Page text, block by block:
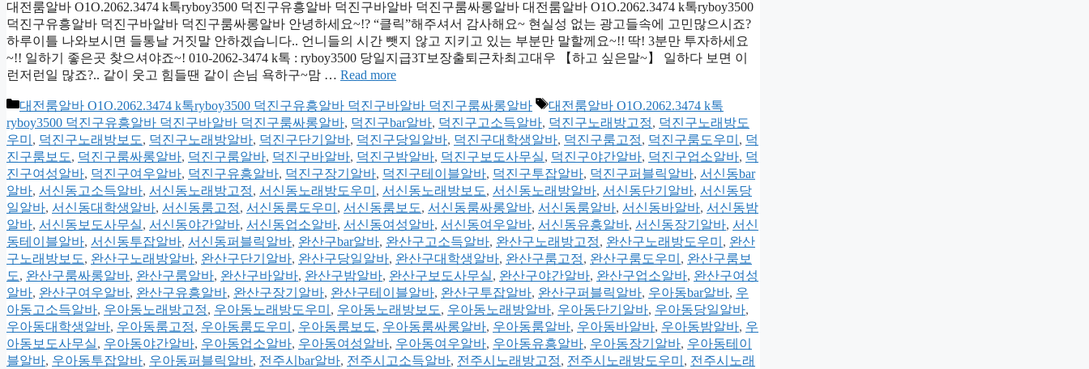
대전룸알바 O1O.2062.3474 k톡ryboy3500 덕진구유흥알바 덕진구바알바 덕진구룸싸롱알바 대전룸알바 O1O.2062.3474 k톡ryboy3500
덕진구유흥알바 덕진구바알바 덕진구룸싸롱알바 안녕하세요~!? “클릭”해주셔서 감사해요~ 현실성 없는 광고들속에 고민많으시죠?
하루이틀 나와보시면 들통날 거짓말 안하겠습니다.. 언니들의 시간 뺏지 않고 지키고 있는 부분만 말할께요~!! 딱! 3분만 투자하세요
~!! 일하기 좋은곳 찾으셔야죠~! 010-2062-3474 k톡 : ryboy3500 당일지급3T보장출퇴근차최고대우 【하고 싶은말~】 일하다 보면 이
런저런일 많죠?.. 같이 웃고 힘들땐 같이 손님 욕하구~맘 … Read more
카
테
고
리
대전룸알바 O1O.2062.3474 k톡ryboy3500 덕진구유흥알바 덕진구바알바 덕진구룸싸롱알바
태
그
대전룸알바 O1O.2062.3474 k톡
ryboy3500 덕진구유흥알바 덕진구바알바 덕진구룸싸롱알바, 덕진구bar알바, 덕진구고소득알바, 덕진구노래방고정, 덕진구노래방도
우미 , 덕진구노래방보도, 덕진구노래방알바, 덕진구단기알바, 덕진구당일알바, 덕진구대학생알바, 덕진구룸고정, 덕진구룸도우미 , 덕
진구룸보도, 덕진구룸싸롱알바, 덕진구룸알바, 덕진구바알바, 덕진구밤알바, 덕진구보도사무실, 덕진구야간알바, 덕진구업소알바, 덕
진구여성알바, 덕진구여우알바, 덕진구유흥알바, 덕진구장기알바, 덕진구테이블알바, 덕진구투잡알바, 덕진구퍼블릭알바, 서신동bar
알바, 서신동고소득알바, 서신동노래방고정, 서신동노래방도우미 , 서신동노래방보도, 서신동노래방알바, 서신동단기알바, 서신동당
일알바, 서신동대학생알바, 서신동룸고정, 서신동룸도우미 , 서신동룸보도, 서신동룸싸롱알바, 서신동룸알바, 서신동바알바, 서신동밤
알바, 서신동보도사무실, 서신동야간알바, 서신동업소알바, 서신동여성알바, 서신동여우알바, 서신동유흥알바, 서신동장기알바, 서신
동테이블알바, 서신동투잡알바, 서신동퍼블릭알바, 완산구bar알바, 완산구고소득알바, 완산구노래방고정, 완산구노래방도우미 , 완산
구노래방보도, 완산구노래방알바, 완산구단기알바, 완산구당일알바, 완산구대학생알바, 완산구룸고정, 완산구룸도우미 , 완산구룸보
도, 완산구룸싸롱알바, 완산구룸알바, 완산구바알바, 완산구밤알바, 완산구보도사무실, 완산구야간알바, 완산구업소알바, 완산구여성
알바, 완산구여우알바, 완산구유흥알바, 완산구장기알바, 완산구테이블알바, 완산구투잡알바, 완산구퍼블릭알바, 우아동bar알바, 우
아동고소득알바, 우아동노래방고정, 우아동노래방도우미 , 우아동노래방보도, 우아동노래방알바, 우아동단기알바, 우아동당일알바,
우아동대학생알바, 우아동룸고정, 우아동룸도우미 , 우아동룸보도, 우아동룸싸롱알바, 우아동룸알바, 우아동바알바, 우아동밤알바, 우
아동보도사무실, 우아동야간알바, 우아동업소알바, 우아동여성알바, 우아동여우알바, 우아동유흥알바, 우아동장기알바, 우아동테이
블알바, 우아동투잡알바, 우아동퍼블릭알바, 전주시bar알바, 전주시고소득알바, 전주시노래방고정, 전주시노래방도우미 , 전주시노래